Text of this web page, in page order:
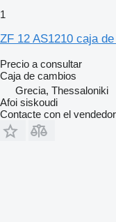
1
ZF 12 AS1210 caja
Precio a consultar
Caja de cambios
Grecia, Thessaloniki
Afoi siskoudi
Contacte con el vendedor